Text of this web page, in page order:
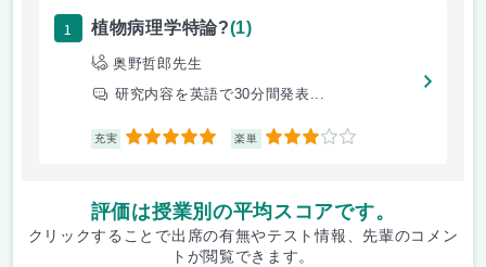
1 植物病理学特論?(1)
奥野哲郎先生
研究内容を英語で30分間発表...
充実 5 楽単 3
評価は授業別の平均スコアです。
クリックすることで出席の有無やテスト情報、先輩のコメン
トが閲覧できます。